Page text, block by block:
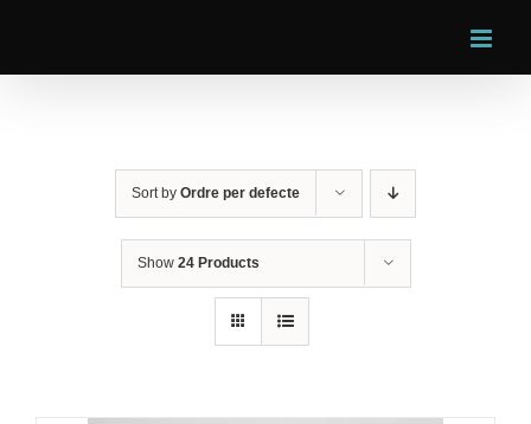
Sort by Ordre per defecte
Show 24 Products